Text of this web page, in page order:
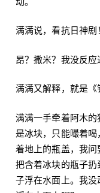
满满说，看抗日神剧！
昂？撒米？我没反应
满满又解释，就是《
满满一手牵着阿木
是冰块，只能嘬着
着地上的瓶盖，我
把含着冰块的瓶子
子浮在水面上。我